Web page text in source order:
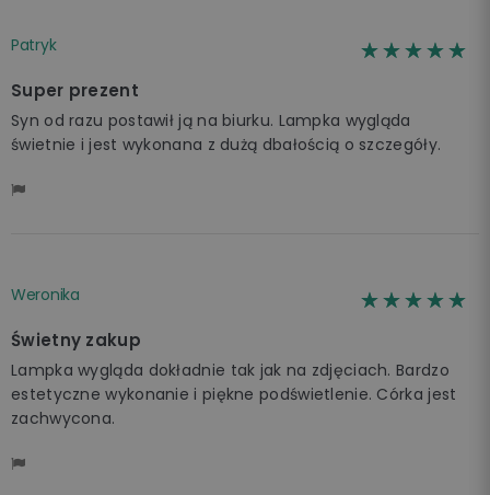
Patryk ☆☆☆☆☆
★★★★★
Super prezent
Syn od razu postawił ją na biurku. Lampka wygląda
świetnie i jest wykonana z dużą dbałością o szczegóły.
Weronika ☆☆☆☆☆
★★★★★
Świetny zakup
Lampka wygląda dokładnie tak jak na zdjęciach. Bardzo
estetyczne wykonanie i piękne podświetlenie. Córka jest
zachwycona.